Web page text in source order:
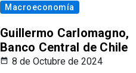
Macroeconomía
Guillermo Carlomagno,
Banco Central de Chile
8 de Octubre de 2024